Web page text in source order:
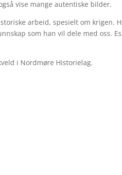
vise mange autentiske bilder.
arbeid, spesielt om krigen.
som han vil dele med oss.
i Nordmøre Historielag.